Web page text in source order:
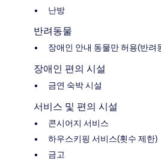
난방
반려동물
장애인 안내 동물만 허용(반려
장애인 편의 시설
금연 숙박 시설
서비스 및 편의 시설
콘시어지 서비스
하우스키핑 서비스(횟수 제한)
금고